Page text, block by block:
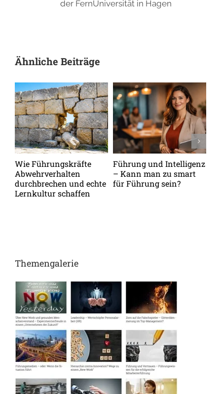
der FernUniversität in Hagen
Ähnliche Beiträge
Wie Führungskräfte
Abwehrverhalten
durchbrechen und echte
Lernkultur schaffen
Führung und Intelligenz
– Kann man zu smart
für Führung sein?
Themengalerie